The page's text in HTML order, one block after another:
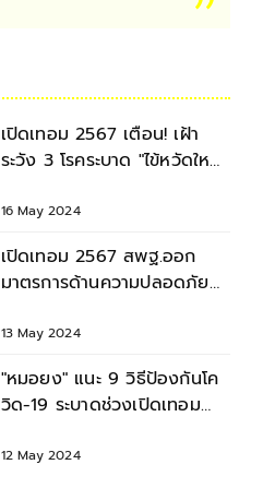
เปิดเทอม 2567 เตือน! เฝ้า
ระวัง 3 โรคระบาด "ไข้หวัดใหญ่
16 May 2024
เปิดเทอม 2567 สพฐ.ออก
มาตรการด้านความปลอดภัย
13 May 2024
"หมอยง" แนะ 9 วิธีป้องกันโค
วิด-19 ระบาดช่วงเปิดเทอม
12 May 2024